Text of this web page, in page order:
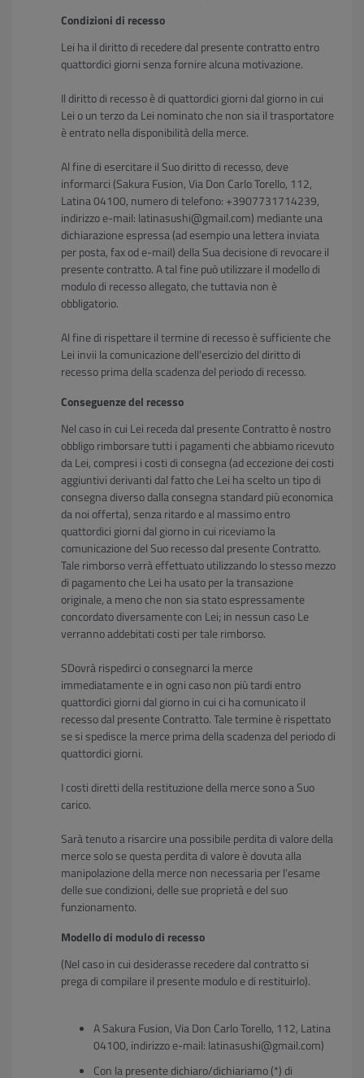
Condizioni di recesso
Lei ha il diritto di recedere dal presente contratto entro
quattordici giorni senza fornire alcuna motivazione.
Il diritto di recesso è di quattordici giorni dal giorno in cui
Lei o un terzo da Lei nominato che non sia il trasportatore
è entrato nella disponibilità della merce.
Al fine di esercitare il Suo diritto di recesso, deve
informarci (Sakura Fusion, Via Don Carlo Torello, 112,
Latina 04100, numero di telefono: +3907731714239,
indirizzo e-mail: latinasushi@gmail.com) mediante una
dichiarazione espressa (ad esempio una lettera inviata
per posta, fax od e-mail) della Sua decisione di revocare il
presente contratto. A tal fine può utilizzare il modello di
modulo di recesso allegato, che tuttavia non è
obbligatorio.
Al fine di rispettare il termine di recesso è sufficiente che
Lei invii la comunicazione dell'esercizio del diritto di
recesso prima della scadenza del periodo di recesso.
Conseguenze del recesso
Nel caso in cui Lei receda dal presente Contratto è nostro
obbligo rimborsare tutti i pagamenti che abbiamo ricevuto
da Lei, compresi i costi di consegna (ad eccezione dei costi
aggiuntivi derivanti dal fatto che Lei ha scelto un tipo di
consegna diverso dalla consegna standard più economica
da noi offerta), senza ritardo e al massimo entro
quattordici giorni dal giorno in cui riceviamo la
comunicazione del Suo recesso dal presente Contratto.
Tale rimborso verrà effettuato utilizzando lo stesso mezzo
di pagamento che Lei ha usato per la transazione
originale, a meno che non sia stato espressamente
concordato diversamente con Lei; in nessun caso Le
verranno addebitati costi per tale rimborso.
SDovrà rispedirci o consegnarci la merce
immediatamente e in ogni caso non più tardi entro
quattordici giorni dal giorno in cui ci ha comunicato il
recesso dal presente Contratto. Tale termine è rispettato
se si spedisce la merce prima della scadenza del periodo di
quattordici giorni.
I costi diretti della restituzione della merce sono a Suo
carico.
Sarà tenuto a risarcire una possibile perdita di valore della
merce solo se questa perdita di valore è dovuta alla
manipolazione della merce non necessaria per l'esame
delle sue condizioni, delle sue proprietà e del suo
funzionamento.
Modello di modulo di recesso
(Nel caso in cui desiderasse recedere dal contratto si
prega di compilare il presente modulo e di restituirlo).
A Sakura Fusion, Via Don Carlo Torello, 112, Latina
04100, indirizzo e-mail: latinasushi@gmail.com)
Con la presente dichiaro/dichiariamo (*) di